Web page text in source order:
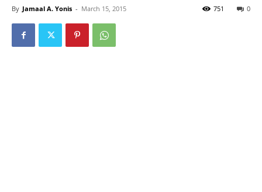
By Jamaal A. Yonis - March 15, 2015 0
751